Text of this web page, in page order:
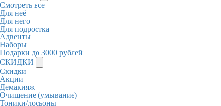
Смотреть все
Для неё
Для него
Для подростка
Адвенты
Наборы
Подарки до 3000 рублей
СКИДКИ
Скидки
Акции
Демакияж
Очищение (умывание)
Тоники/лосьоны